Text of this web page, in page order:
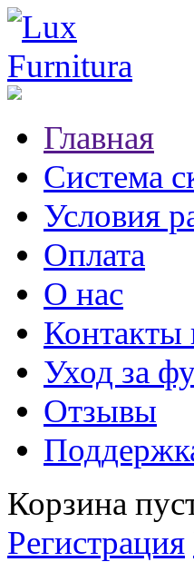
Главная
Система
Условия
Оплата
О нас
Контакты
Уход за
Отзывы
Корзина
Регистрация